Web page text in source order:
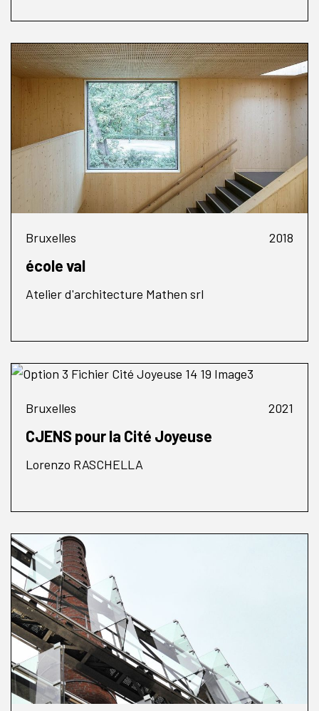
Bruxelles 2018
école val
Atelier d'architecture Mathen srl
Bruxelles 2021
CJENS pour la Cité Joyeuse
Lorenzo RASCHELLA